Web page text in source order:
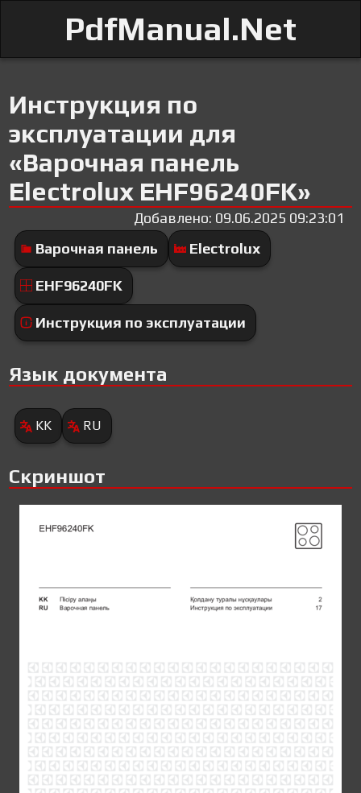
PdfManual.Net
Инструкция по
эксплуатации для
«Варочная панель
Electrolux EHF96240FK»
Добавлено: 09.06.2025 09:23:01
Варочная панель
Electrolux
EHF96240FK
Инструкция по эксплуатации
Язык документа
KK RU
Скриншот